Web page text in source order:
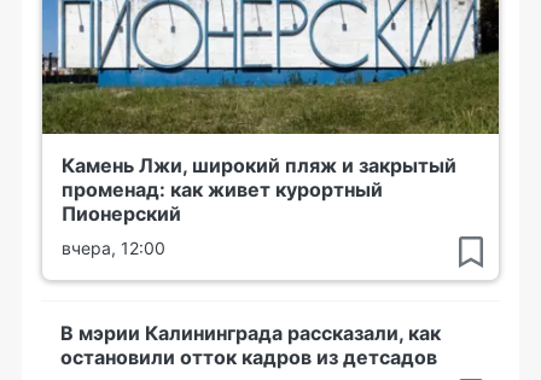
Камень Лжи, широкий пляж и закрытый
променад: как живет курортный
Пионерский
вчера, 12:00
В мэрии Калининграда рассказали, как
остановили отток кадров из детсадов